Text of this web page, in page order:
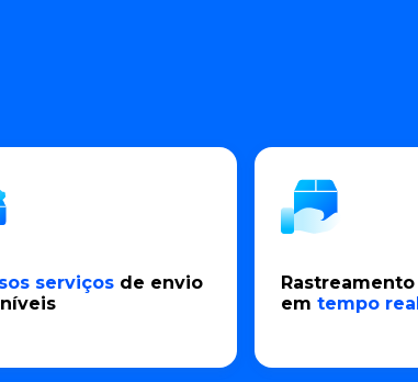
serviçosde envio
em tempo